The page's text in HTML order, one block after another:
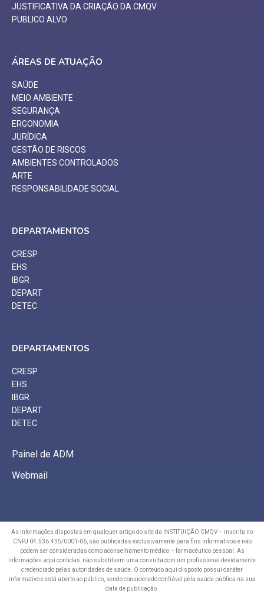
JUSTIFICATIVA DA CRIAÇÃO DA CMQV
PUBLICO ALVO
ÁREAS DE ATUAÇÃO
SAÚDE
MEIO AMBIENTE
SEGURANÇA
ERGONOMIA
JURÍDICA
GESTÃO DE RISCOS
AMBIENTES CONTROLADOS
ARTE
RESPONSABILIDADE SOCIAL
DEPARTAMENTOS
CRESP
EHS
IBGR
DEPART
DETEC
DEPARTAMENTOS
CRESP
EHS
IBGR
DEPART
DETEC
Painel de ADM
Webmail
As informações dispostas em qualquer artigo do site da INSTITUIÇÃO CMQV – inscrita no
CNPJ 04.536.435/0001-06, são publicadas exclusivamente para fins informativos e não
podem ser consideradas como aconselhamento médico – farmacêutico pessoal. As
informações aqui contidas, não substituem uma consulta com um profissional devidamente
credenciado pelas autoridades de saúde. O conteúdo aqui disposto possui caráter
informativo e está aberto ao público, sendo considerado confiável pela saúde pública na sua
data de publicação.